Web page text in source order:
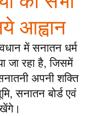
आह्वान
में सनातन धर्म
जा रहा है, जिसमें
अपनी शक्ति
सनातन बोर्ड एवं